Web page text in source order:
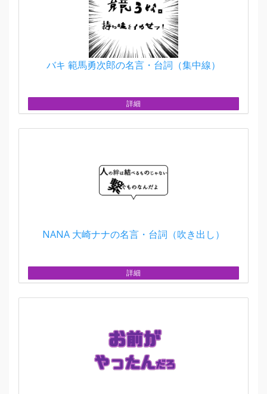
バキ 範馬勇次郎の名言・台詞（集中線）
詳細
NANA 大崎ナナの名言・台詞（吹き出し）
詳細